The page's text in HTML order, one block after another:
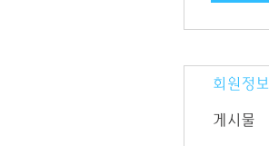
회원정보
게시물